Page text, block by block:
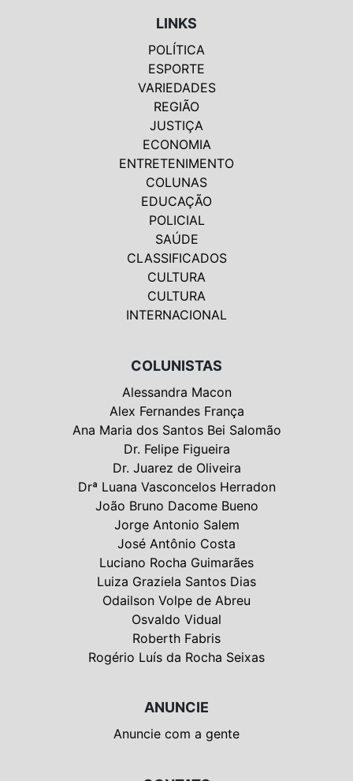
LINKS
POLÍTICA
ESPORTE
VARIEDADES
REGIÃO
JUSTIÇA
ECONOMIA
ENTRETENIMENTO
COLUNAS
EDUCAÇÃO
POLICIAL
SAÚDE
CLASSIFICADOS
CULTURA
CULTURA
INTERNACIONAL
COLUNISTAS
Alessandra Macon
Alex Fernandes França
Ana Maria dos Santos Bei Salomão
Dr. Felipe Figueira
Dr. Juarez de Oliveira
Drª Luana Vasconcelos Herradon
João Bruno Dacome Bueno
Jorge Antonio Salem
José Antônio Costa
Luciano Rocha Guimarães
Luiza Graziela Santos Dias
Odailson Volpe de Abreu
Osvaldo Vidual
Roberth Fabris
Rogério Luís da Rocha Seixas
ANUNCIE
Anuncie com a gente